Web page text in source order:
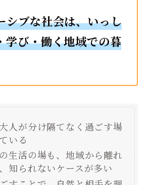
シブな社会は、いっし
学び・働く地域での暮
人が分け隔てなく過ごす場
いる
生活の場も、地域から離れ
知られないケースが多い